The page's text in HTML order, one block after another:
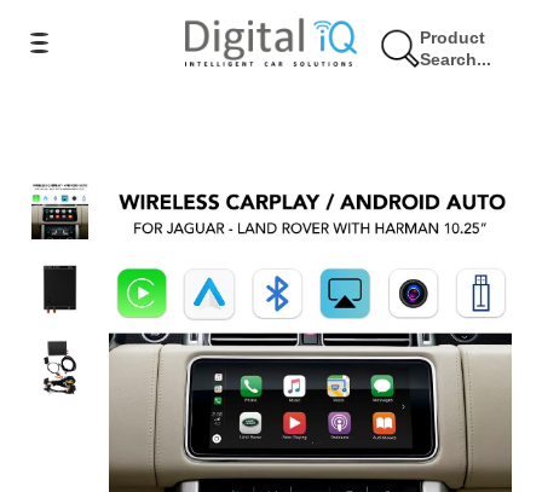
Product
Search...
5% Έκπτωση